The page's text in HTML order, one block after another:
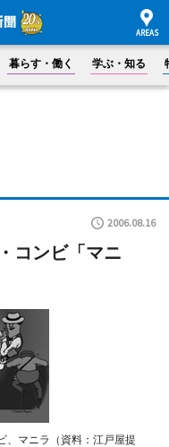
暮らす・働く 学ぶ・知る
2006.08.16
コンビ「マニ
、マニラ（資料：江戸屋提